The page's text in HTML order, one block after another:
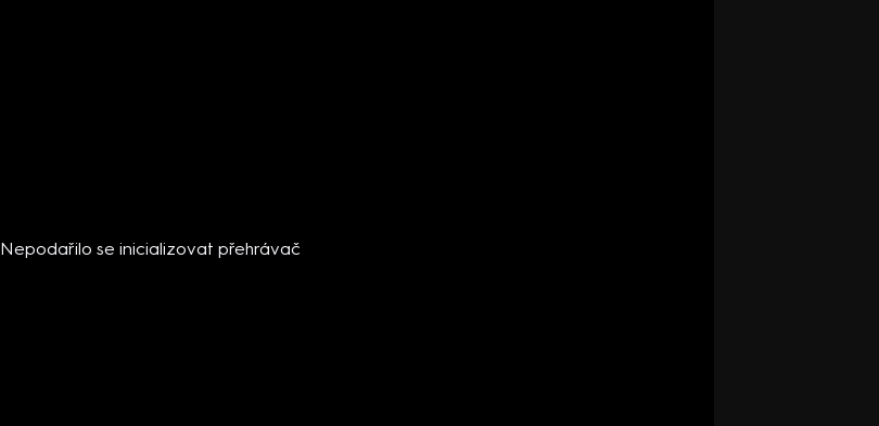
Nepodařilo se inicializovat přehrávač